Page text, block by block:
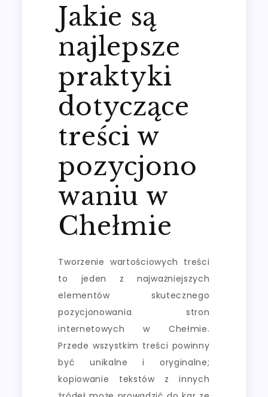
Jakie są
najlepsze
praktyki
dotyczące
treści w
pozycjono
waniu w
Chełmie
Tworzenie wartościowych treści
to jeden z najważniejszych
elementów skutecznego
pozycjonowania stron
internetowych w Chełmie.
Przede wszystkim treści powinny
być unikalne i oryginalne;
kopiowanie tekstów z innych